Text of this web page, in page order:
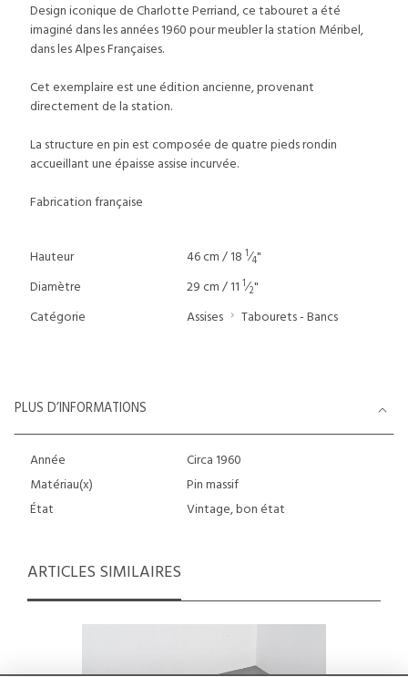
Design iconique de Charlotte Perriand, ce tabouret a été
imaginé dans les années 1960 pour meubler la station Méribel,
dans les Alpes Françaises.
Cet exemplaire est une édition ancienne, provenant
directement de la station.
La structure en pin est composée de quatre pieds rondin
accueillant une épaisse assise incurvée.
Fabrication française
Hauteur 46 cm / 18 1⁄4"
Diamètre
29 cm / 11 1⁄2"
Catégorie
Assises Tabourets - Bancs
PLUS D’INFORMATIONS
Année
Circa 1960
Matériau(x)
Pin massif
État
Vintage, bon état
ARTICLES SIMILAIRES